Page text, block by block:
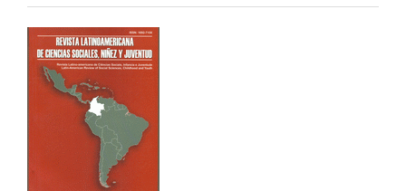
Barra
lateral
del
artículo